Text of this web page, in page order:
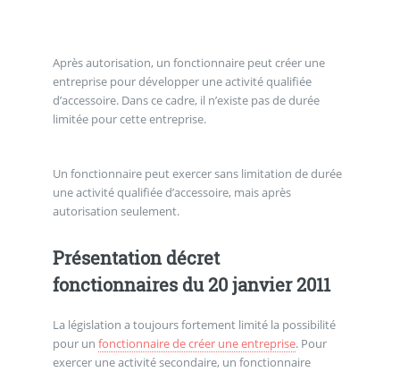
Après autorisation, un fonctionnaire peut créer une
entreprise pour développer une activité qualifiée
d’accessoire. Dans ce cadre, il n’existe pas de durée
limitée pour cette entreprise.
Un fonctionnaire peut exercer sans limitation de durée
une activité qualifiée d’accessoire, mais après
autorisation seulement.
Présentation décret
fonctionnaires du 20 janvier 2011
La législation a toujours fortement limité la possibilité
pour un fonctionnaire de créer une entreprise. Pour
exercer une activité secondaire, un fonctionnaire